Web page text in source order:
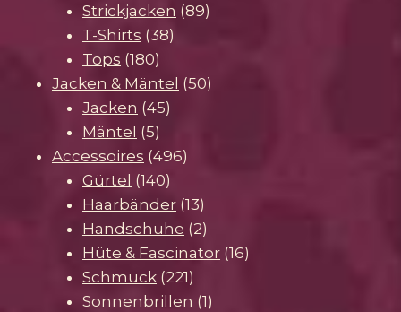
Produkte
Strickjacken 8989
T-Shirts 3838
Tops 180180
Produkte
Jacken & Mäntel 5050
Jacken 4545
Mäntel 55
Produkte
Accessoires 496496
Gürtel 140140
Produkte
Haarbänder 1313
Produkte
Handschuhe 22
Produkte
Hüte & Fascinator 1616
Schmuck 221221
Produkte
Sonnenbrillen 11